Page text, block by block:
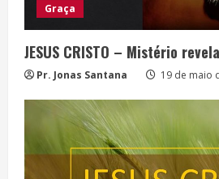
Graça
JESUS CRISTO – Mistério
Pr. Jonas Santana 19 de maio